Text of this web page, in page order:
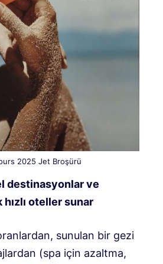
2025 Jet Broşürü
destinasyonlar ve
oteller sunar
sunulan bir gezi
(spa için azaltma,